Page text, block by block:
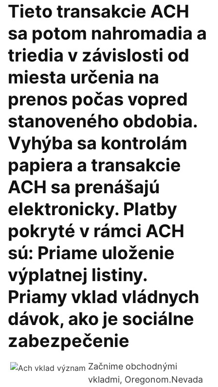
Tieto transakcie ACH
sa potom nahromadia a
triedia v závislosti od
miesta určenia na
prenos počas vopred
stanoveného obdobia.
Vyhýba sa kontrolám
papiera a transakcie
ACH sa prenášajú
elektronicky. Platby
pokryté v rámci ACH
sú: Priame uloženie
výplatnej listiny.
Priamy vklad vládnych
dávok, ako je sociálne
zabezpečenie
Začnime obchodnými
vkladmi, Oregonom.Nevada